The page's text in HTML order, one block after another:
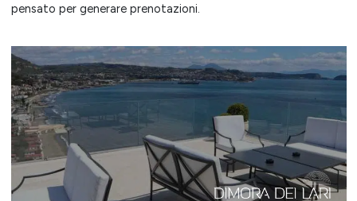
pensato per generare prenotazioni.